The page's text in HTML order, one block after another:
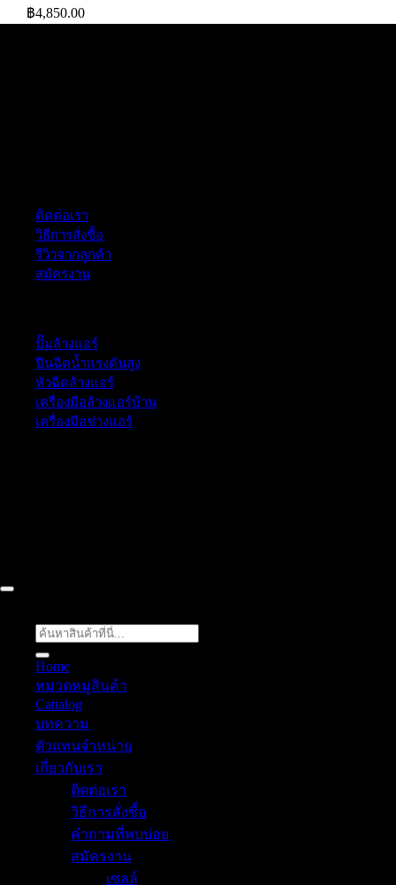
฿4,850.00
ติดต่อเรา
วิธีการสั่งซื้อ
รีวิวจากลูกค้า
สมัครงาน
ปั๊มล้างแอร์
ปืนฉีดน้ำเเรงดันสูง
หัวฉีดล้างแอร์
เครื่องมือล้างแอร์บ้าน
เครื่องมือช่างแอร์
ค้นหา:
Home
หมวดหมู่สินค้า
Cattalog
บทความ
ตัวแทนจำหน่าย
เกี่ยวกับเรา
ติดต่อเรา
วิธีการสั่งซื้อ
คำถามที่พบบ่อย
สมัครงาน
เซลล์